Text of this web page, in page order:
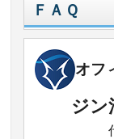
ＦＡＱ
オフ
ジン